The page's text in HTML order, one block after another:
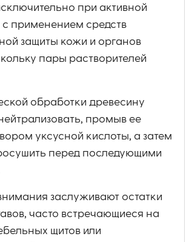
при активной
с применением средств
защиты кожи и органов
пары растворителей
обработки древесину
промыв ее
уксусной кислоты, а затем
перед последующими
заслуживают остатки
часто встречающиеся на
щитов или